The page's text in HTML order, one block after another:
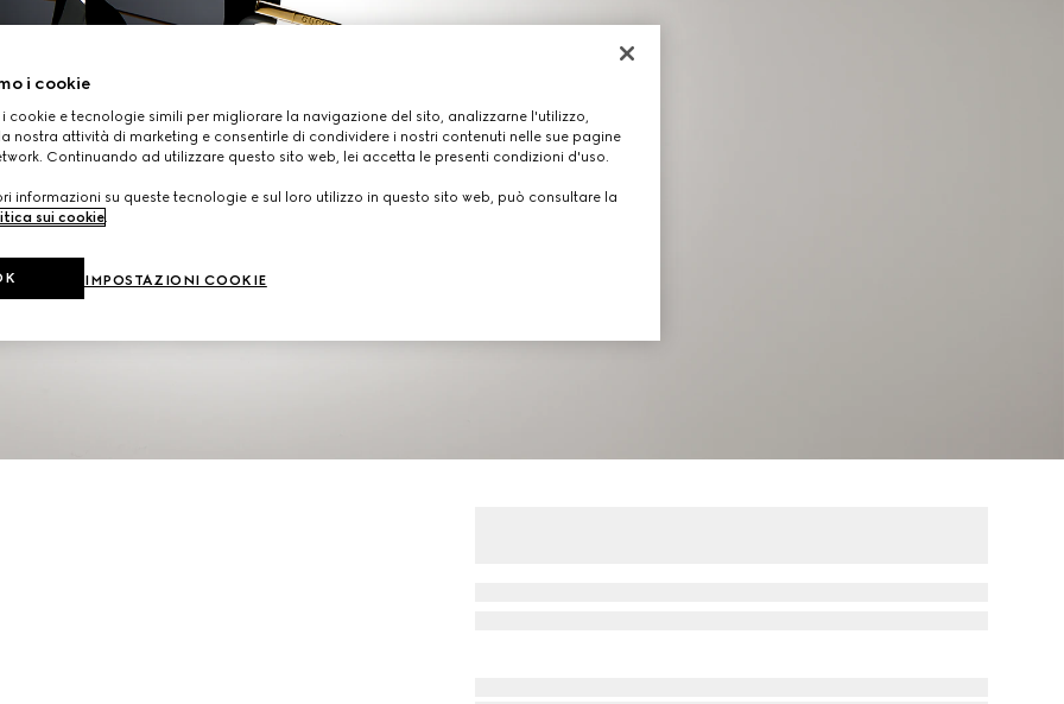
i cookie
cookie e tecnologie simili per migliorare la navigazione del sito, analizzarne l'utilizzo,
nostra attività di marketing e consentirle di condividere i nostri contenuti nelle sue pagine
Continuando ad utilizzare questo sito web, lei accetta le presenti condizioni d'uso.
informazioni su queste tecnologie e sul loro utilizzo in questo sito web, può consultare la
sui cookie
IMPOSTAZIONI COOKIE